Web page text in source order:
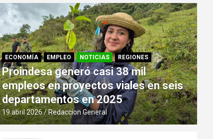
ECONOMÍA EMPLEO NOTICIAS REGIONES
Proindesa generó casi 38 mil
empleos en proyectos viales en seis
departamentos en 2025
19 abril 2026 Redaccion General